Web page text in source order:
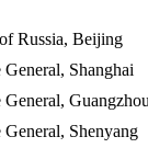
Russia, Beijing
General, Shanghai
General, Guangzhou
General, Shenyang